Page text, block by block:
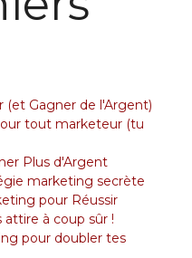
(et Gagner de l'Argent)
tout marketeur (tu
Plus d'Argent
marketing secrète
pour Réussir
à coup sûr !
pour doubler tes